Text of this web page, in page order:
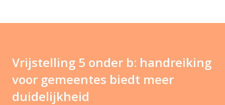
Vrijstelling 5 onder b: handreiking
voor gemeentes biedt meer
duidelijkheid